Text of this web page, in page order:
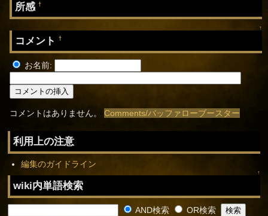
所感†
↑
コメント†
お名前:
コメントはありません。Comments/バッファローブースター
利用上の注意
編集のガイドライン
↑
wiki内単語検索
AND検索 OR検索